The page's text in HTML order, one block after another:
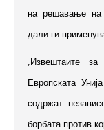
на решавање на
дали ги
„Извештаите
Европската
содржат
борбата против